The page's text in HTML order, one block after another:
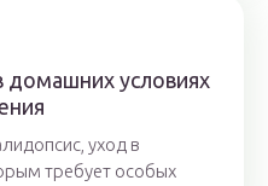
домашних условиях
уход в
требует особых